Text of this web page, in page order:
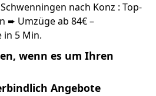
nach Konz : Top-
➨ Umzüge ab 84€ –
in 5 Min.
wenn es um Ihren
Angebote